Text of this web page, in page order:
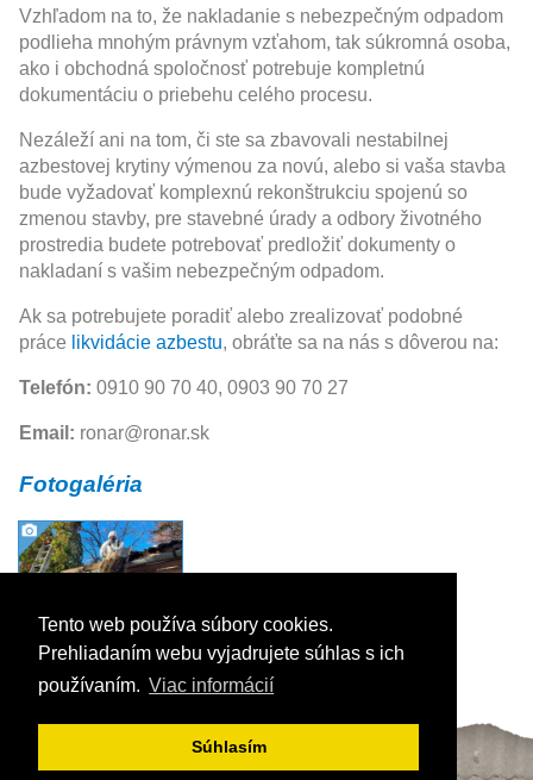
Tento web používa súbory cookies.
Prehliadaním webu vyjadrujete súhlas s ich
používaním. Viac informácií
Súhlasím
Vzhľadom na to, že nakladanie s nebezpečným odpadom
podlieha mnohým právnym vzťahom, tak súkromná osoba,
ako i obchodná spoločnosť potrebuje kompletnú
dokumentáciu o priebehu celého procesu.
Nezáleží ani na tom, či ste sa zbavovali nestabilnej
azbestovej krytiny výmenou za novú, alebo si vaša stavba
bude vyžadovať komplexnú rekonštrukciu spojenú so
zmenou stavby, pre stavebné úrady a odbory životného
prostredia budete potrebovať predložiť dokumenty o
nakladaní s vašim nebezpečným odpadom.
Ak sa potrebujete poradiť alebo zrealizovať podobné
práce likvidácie azbestu, obráťte sa na nás s dôverou na:
Telefón: 0910 90 70 40, 0903 90 70 27
Email: ronar@ronar.sk
Fotogaléria